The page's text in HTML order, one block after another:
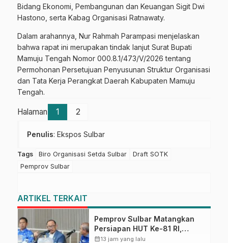
Bidang Ekonomi, Pembangunan dan Keuangan Sigit Dwi
Hastono, serta Kabag Organisasi Ratnawaty.
Dalam arahannya, Nur Rahmah Parampasi menjelaskan
bahwa rapat ini merupakan tindak lanjut Surat Bupati
Mamuju Tengah Nomor 000.8.1/473/V/2026 tentang
Permohonan Persetujuan Penyusunan Struktur Organisasi
dan Tata Kerja Perangkat Daerah Kabupaten Mamuju
Tengah.
Halaman 1 2
Penulis: Ekspos Sulbar
Tags Biro Organisasi Setda Sulbar
Draft SOTK
Pemprov Sulbar
ARTIKEL TERKAIT
Pemprov Sulbar Matangkan
Persiapan HUT Ke-81 RI,
Puncak Upacara di Lapangan
calendar_month13 jam yang lalu